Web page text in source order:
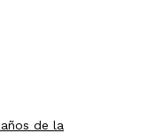
de la